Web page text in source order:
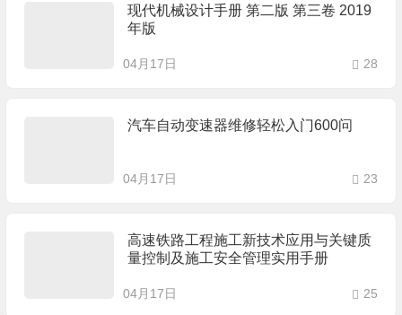
现代机械设计手册 第二版 第三卷 2019
年版
04月17日 28
汽车自动变速器维修轻松入门600问
04月17日 23
高速铁路工程施工新技术应用与关键质
量控制及施工安全管理实用手册
04月17日 25